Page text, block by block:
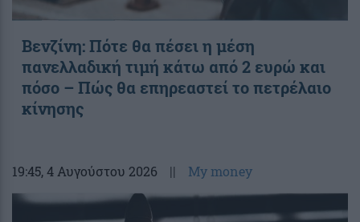
Βενζίνη: Πότε θα πέσει η μέση
πανελλαδική τιμή κάτω από 2 ευρώ και
πόσο – Πώς θα επηρεαστεί το πετρέλαιο
κίνησης
19:45, 4 Αυγούστου 2026 || My money